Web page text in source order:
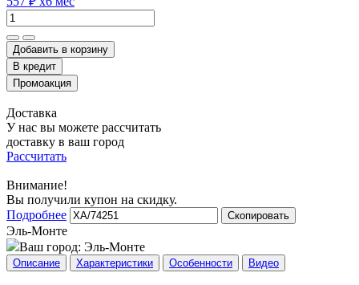
Добавить в корзину
Доставка
У нас вы можете рассчитать
доставку в ваш город
Рассчитать
Внимание!
Вы получили купон на скидку.
Подробнее
Скопировать
Эль-Монте
Ваш город: Эль-Монте
Описание Характеристики Особенности Видео